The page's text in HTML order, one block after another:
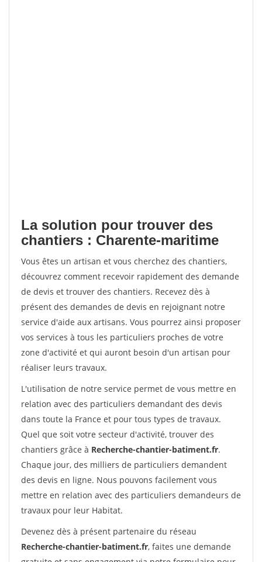
La solution pour trouver des
chantiers : Charente-maritime
Vous êtes un artisan et vous cherchez des chantiers,
découvrez comment recevoir rapidement des demande
de devis et trouver des chantiers. Recevez dès à
présent des demandes de devis en rejoignant notre
service d'aide aux artisans. Vous pourrez ainsi proposer
vos services à tous les particuliers proches de votre
zone d'activité et qui auront besoin d'un artisan pour
réaliser leurs travaux.
L'utilisation de notre service permet de vous mettre en
relation avec des particuliers demandant des devis
dans toute la France et pour tous types de travaux.
Quel que soit votre secteur d'activité, trouver des
chantiers grâce à Recherche-chantier-batiment.fr.
Chaque jour, des milliers de particuliers demandent
des devis en ligne. Nous pouvons facilement vous
mettre en relation avec des particuliers demandeurs de
travaux pour leur Habitat.
Devenez dès à présent partenaire du réseau
Recherche-chantier-batiment.fr, faites une demande